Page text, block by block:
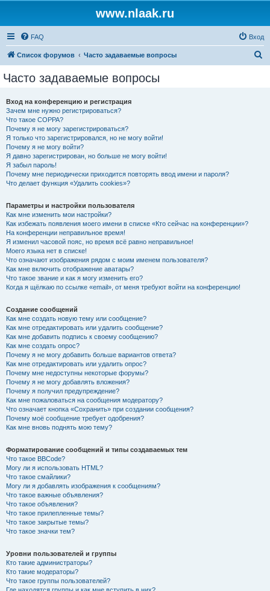
www.nlaak.ru
FAQ Вход
Список форумов Часто задаваемые вопросы
Часто задаваемые вопросы
Вход на конференцию и регистрация
Зачем мне нужно регистрироваться?
Что такое COPPA?
Почему я не могу зарегистрироваться?
Я только что зарегистрировался, но не могу войти!
Почему я не могу войти?
Я давно зарегистрирован, но больше не могу войти!
Я забыл пароль!
Почему мне периодически приходится повторять ввод имени и пароля?
Что делает функция «Удалить cookies»?
Параметры и настройки пользователя
Как мне изменить мои настройки?
Как избежать появления моего имени в списке «Кто сейчас на конференции»?
На конференции неправильное время!
Я изменил часовой пояс, но время всё равно неправильное!
Моего языка нет в списке!
Что означают изображения рядом с моим именем пользователя?
Как мне включить отображение аватары?
Что такое звание и как я могу изменить его?
Когда я щёлкаю по ссылке «email», от меня требуют войти на конференцию!
Создание сообщений
Как мне создать новую тему или сообщение?
Как мне отредактировать или удалить сообщение?
Как мне добавить подпись к своему сообщению?
Как мне создать опрос?
Почему я не могу добавить больше вариантов ответа?
Как мне отредактировать или удалить опрос?
Почему мне недоступны некоторые форумы?
Почему я не могу добавлять вложения?
Почему я получил предупреждение?
Как мне пожаловаться на сообщения модератору?
Что означает кнопка «Сохранить» при создании сообщения?
Почему моё сообщение требует одобрения?
Как мне вновь поднять мою тему?
Форматирование сообщений и типы создаваемых тем
Что такое BBCode?
Могу ли я использовать HTML?
Что такое смайлики?
Могу ли я добавлять изображения к сообщениям?
Что такое важные объявления?
Что такое объявления?
Что такое прилепленные темы?
Что такое закрытые темы?
Что такое значки тем?
Уровни пользователей и группы
Кто такие администраторы?
Кто такие модераторы?
Что такое группы пользователей?